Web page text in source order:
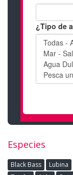
Especies
Black Bass Lubina